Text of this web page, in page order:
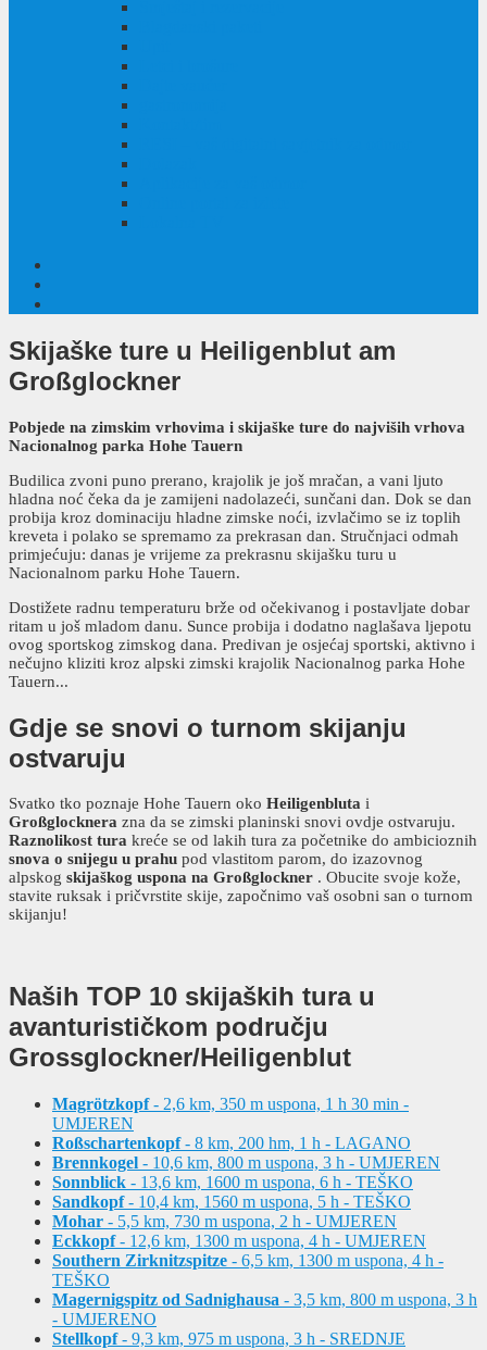
Skijaške ture u Heiligenblut am
Großglockner
Pobjede na zimskim vrhovima i skijaške ture do najviših vrhova
Nacionalnog parka Hohe Tauern
Budilica zvoni puno prerano, krajolik je još mračan, a vani ljuto
hladna noć čeka da je zamijeni nadolazeći, sunčani dan. Dok se dan
probija kroz dominaciju hladne zimske noći, izvlačimo se iz toplih
kreveta i polako se spremamo za prekrasan dan. Stručnjaci odmah
primjećuju: danas je vrijeme za prekrasnu skijašku turu u
Nacionalnom parku Hohe Tauern.
Dostižete radnu temperaturu brže od očekivanog i postavljate dobar
ritam u još mladom danu. Sunce probija i dodatno naglašava ljepotu
ovog sportskog zimskog dana. Predivan je osjećaj sportski, aktivno i
nečujno kliziti kroz alpski zimski krajolik Nacionalnog parka Hohe
Tauern...
Gdje se snovi o turnom skijanju
ostvaruju
Svatko tko poznaje Hohe Tauern oko Heiligenbluta i
Großglocknera zna da se zimski planinski snovi ovdje ostvaruju.
Raznolikost tura kreće se od lakih tura za početnike do ambicioznih
snova o snijegu u prahu pod vlastitom parom, do izazovnog
alpskog skijaškog uspona na Großglockner . Obucite svoje kože,
stavite ruksak i pričvrstite skije, započnimo vaš osobni san o turnom
skijanju!
Naših TOP 10 skijaških tura u
avanturističkom području
Grossglockner/Heiligenblut
Magrötzkopf- 2,6 km, 350 m uspona, 1 h 30 min -
UMJEREN
Roßschartenkopf- 8 km, 200 hm, 1 h - LAGANO
Brennkogel - 10,6 km, 800 m uspona, 3 h - UMJEREN
Sonnblick - 13,6 km, 1600 m uspona, 6 h - TEŠKO
Sandkopf- 10,4 km, 1560 m uspona, 5 h - TEŠKO
Mohar - 5,5 km, 730 m uspona, 2 h - UMJEREN
Eckkopf- 12,6 km, 1300 m uspona, 4 h - UMJEREN
Southern Zirknitzspitze - 6,5 km, 1300 m uspona, 4 h -
TEŠKO
Magernigspitz od Sadnighausa - 3,5 km, 800 m uspona, 3 h
- UMJERENO
Stellkopf- 9,3 km, 975 m uspona, 3 h - SREDNJE